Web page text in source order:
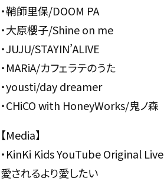
・鞘師里保/DOOM PA
・大原櫻子/Shine on me
・JUJU/STAYIN’ALIVE
・MARiA/カフェラテのうた
・yousti/day dreamer
・CHiCO with HoneyWorks/鬼ノ森
【Media】
・KinKi Kids YouTube Original Live
愛されるより愛したい